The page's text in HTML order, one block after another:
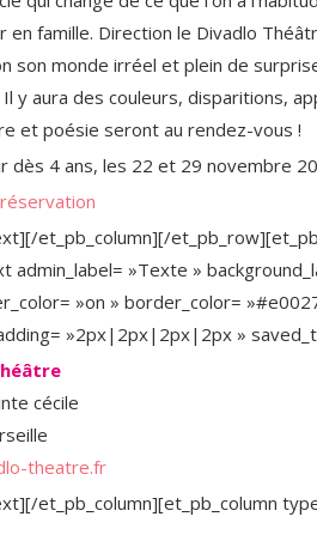
en famille. Direction le Divadlo
son monde irréel et plein de
Il y aura des couleurs, disparitions,
et poésie seront au rendez-vous !
dès 4 ans, les 22 et 29 novembre
et_pb_column][/
admin_label= »Texte »
»on » border_color=
»2px|2px|2px|2px »
cécile
theatre.fr
et_pb_column][et_pb_column